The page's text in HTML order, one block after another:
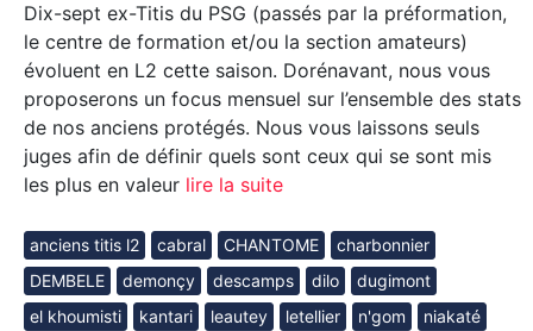
Dix-sept ex-Titis du PSG (passés par la préformation,
le centre de formation et/ou la section amateurs)
évoluent en L2 cette saison. Dorénavant, nous vous
proposerons un focus mensuel sur l’ensemble des stats
de nos anciens protégés. Nous vous laissons seuls
juges afin de définir quels sont ceux qui se sont mis
les plus en valeur lire la suite
anciens titis l2 cabral CHANTOME
charbonnier
DEMBELE
demonçy descamps dilo
dugimont
el khoumisti
kantari leautey letellier n'gom
niakaté